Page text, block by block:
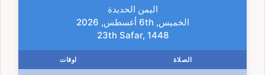
اليمن الحديدة
الخميس, 6th أغسطس, 2026
23th Safar, 1448
الصلاة اوقات